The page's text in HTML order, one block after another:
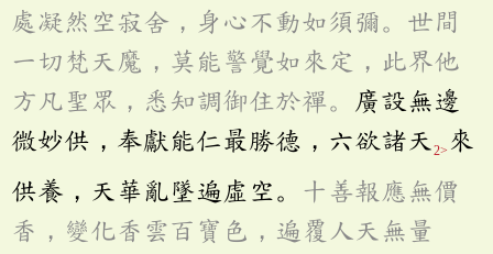
處凝然空寂舍，身心不動如須彌。世間
一切梵天魔，莫能警覺如來定，此界他
方凡聖眾，悉知調御住於禪。 廣設無邊
微妙供，奉獻能仁最勝德，六欲諸天 2> 來
供養，天華亂墜遍虛空。 十善報應無價
香，變化香雲百寶色，遍覆人天無量